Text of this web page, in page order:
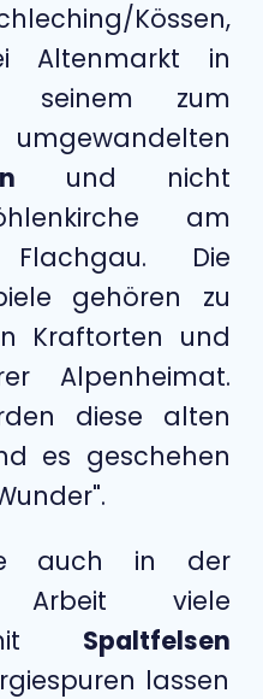
Kössen,
Altenmarkt in
seinem zum
und nicht
am
Die
gehören zu
Kraftorten und
Alpenheimat.
diese alten
es geschehen
auch in der
Arbeit viele
mit Spaltfelsen
lassen